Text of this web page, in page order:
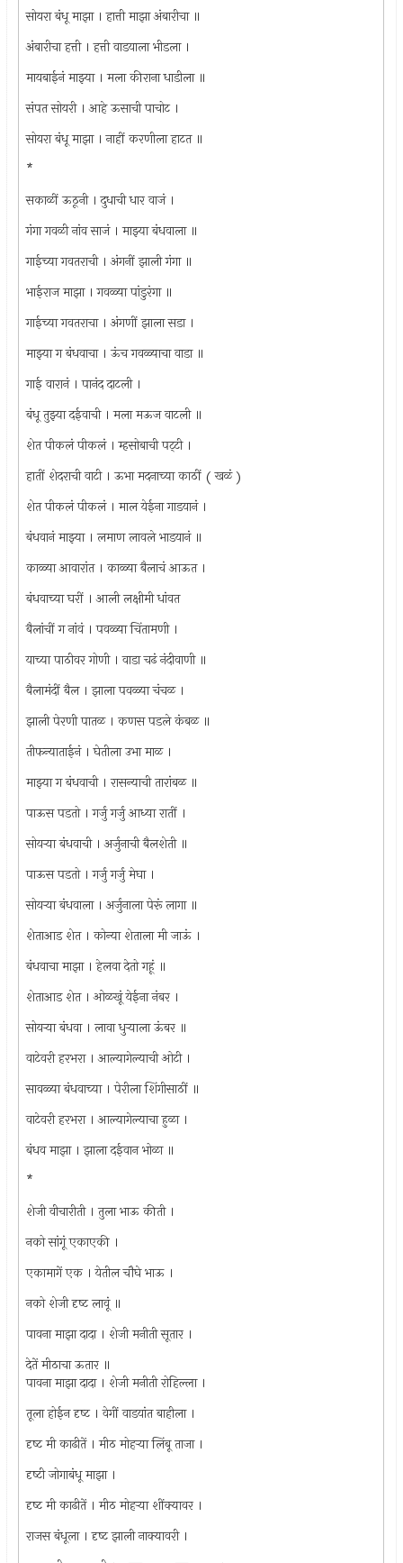
सोयरा बंधू माझा । हात्ती माझा अंबारीचा ॥
अंबारीचा हत्ती । हत्ती वाडयाला भीडला ।
मायबाईनं माझ्या । मला कीराना धाडीला ॥
संपत सोयरी । आहे ऊसाची पाचोट ।
सोयरा बंधू माझा । नाहीं करणीला हाटत ॥
*
सकाळीं ऊठूनी । दुधाची धार वाजं ।
गंगा गवळी नांव साजं । माझ्या बंधवाला ॥
गाईच्या गवतराची । अंगनीं झाली गंगा ॥
भाईराज माझा । गवळ्या पांडुरंगा ॥
गाईच्या गवतराचा । अंगणीं झाला सडा ।
माझ्या ग बंधवाचा । ऊंच गवळ्याचा वाडा ॥
गाई वारानं । पानंद दाटली ।
बंधू तुझ्या दईवाची । मला मऊज वाटली ॥
शेत पीकलं पीकलं । म्हसोबाची पट्‌टी ।
हातीं शेदराची वाटी । ऊभा मदनाच्या काठीं ( खळं )
शेत पीकलं पीकलं । माल येईना गाडयानं ।
बंधवानं माझ्या । लमाण लावले भाडयानं ॥
काळ्या आवारांत । काळ्या बैलाचं आऊत ।
बंधवाच्या घरीं । आली लक्षीमी धांवत
बैलांचीं ग नांवं । पवळ्या चिंतामणी ।
याच्या पाठीवर गोणी । वाडा चढं नंदीवाणी ॥
बैलामंदीं बैल । झाला पवळ्या चंचळ ।
झाली पेरणी पातळ । कणस पडले कंबळ ॥
तीफन्याताईनं । घेतीला उभा माळ ।
माझ्या ग बंधवाची । रासन्याची तारांबळ ॥
पाऊस पडतो । गर्जु गर्जु आध्या रातीं ।
सोयर्‍या बंधवाची । अर्जुनाची बैलशेती ॥
पाऊस पडतो । गर्जु गर्जु मेघा ।
सोयर्‍या बंधवाला । अर्जुनाला पेरूं लागा ॥
शेताआड शेत । कोन्या शेताला मी जाऊं ।
बंधवाचा माझा । हेलवा देतो गहूं ॥
शेताआड शेत । ओळखूं येईना नंबर ।
सोयर्‍या बंधवा । लावा धुर्‍याला ऊंबर ॥
वाटेवरी हरभरा । आल्यागेल्याची ओटी ।
सावळ्या बंधवाच्या । पेरीला शिंगीसाठीं ॥
वाटेवरी हरभरा । आल्यागेल्याचा हुळा ।
बंधव माझा । झाला दईवान भोळा ॥
*
शेजी वीचारीती । तुला भाऊ कीती ।
नको सांगूं एकाएकी ।
एकामागें एक । येतील चौघे भाऊ ।
नको शेजी दृष्‍ट लावूं ॥
पावना माझा दादा । शेजी मनीती सूतार ।
देतें मीठाचा ऊतार ॥
पावना माझा दादा । शेजी मनीती रोहिल्ला ।
तूला होईन दृष्‍ट । वेगीं वाडयांत बाहीला ।
दृष्‍ट मी काढीतें । मीठ मोहर्‍या लिंबू ताजा ।
दृष्‍टी जोगाबंधू माझा ।
दृष्‍ट मी काढीतें । मीठ मोहर्‍या शींक्यावर ।
राजस बंधूला । दृष्‍ट झाली नाक्यावरी ।